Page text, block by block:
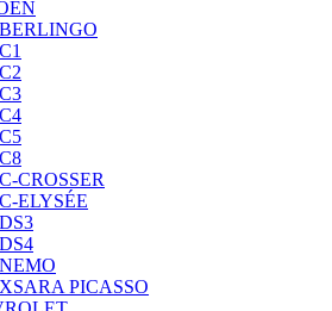
BERLINGO
C1
C2
C3
C4
C5
C8
C-CROSSER
C-ELYSÉE
DS3
DS4
NEMO
XSARA PICASSO